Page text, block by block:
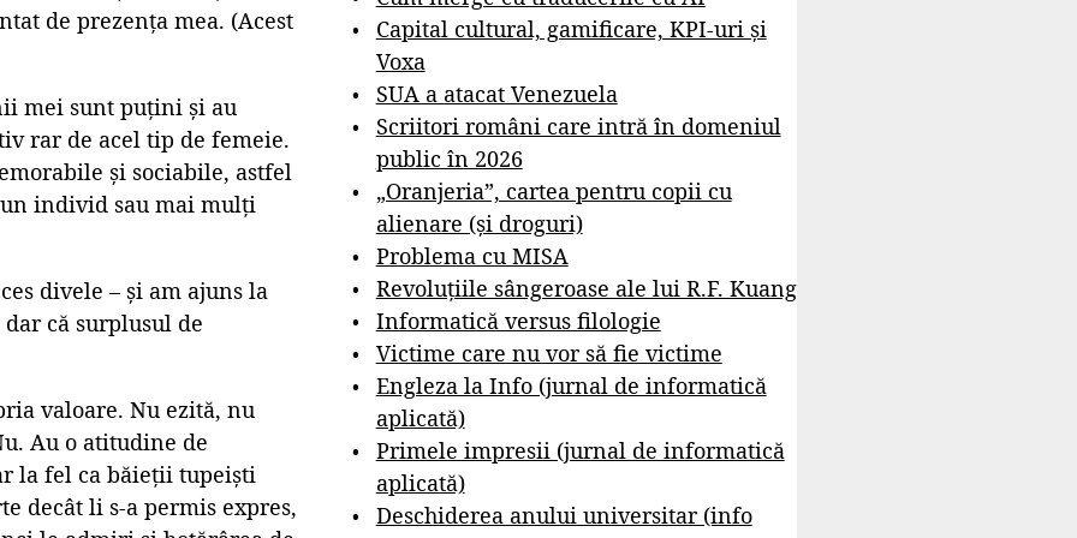
de prezența mea. (Acest
mei sunt puțini și au
rar de acel tip de femeie.
și sociabile, astfel
individ sau mai mulți
divele – și am ajuns la
că surplusul de
valoare. Nu ezită, nu
Au o atitudine de
la fel ca băieții tupeiști
decât li s-a permis expres,
Capital cultural, gamificare, KPI-uri și
Voxa
SUA a atacat Venezuela
Scriitori români care intră în domeniul
public în 2026
„Oranjeria”, cartea pentru copii cu
alienare (și droguri)
Problema cu MISA
Revoluțiile sângeroase ale lui R.F. Kuang
Informatică versus filologie
Victime care nu vor să fie victime
Engleza la Info (jurnal de informatică
aplicată)
Primele impresii (jurnal de informatică
aplicată)
Deschiderea anului universitar (info